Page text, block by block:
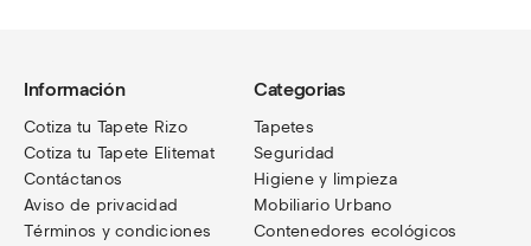
Información
Cotiza tu Tapete Rizo
Cotiza tu Tapete Elitemat
Contáctanos
Aviso de privacidad
Términos y condiciones
Categorias
Tapetes
Seguridad
Higiene y limpieza
Mobiliario Urbano
Contenedores ecológicos